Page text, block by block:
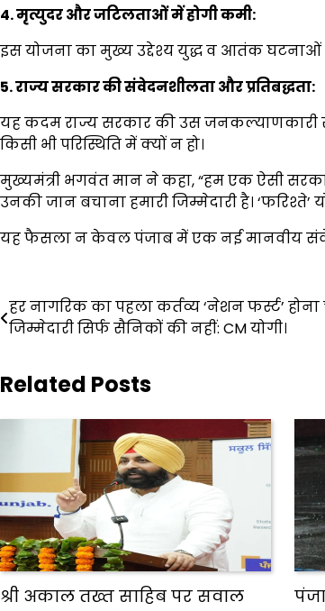
4. मृत्युदर और जटिलताओं में होगी कमी:
इस योजना का मुख्य उद्देश्य युद्ध व आतंक
5. राज्य सरकार की संवेदनशीलता और प्रतिबद्धता:
यह कदम राज्य सरकार की उस जनकल्याणकारी
किसी भी परिस्थिति में क्यों न हो।
मुख्यमंत्री भगवंत मान ने कहा, “हम एक ऐसी
उनकी जान बचाना हमारी जिम्मेदारी है।
यह फैसला न केवल पंजाब में एक नई मानवीय
Post
navigation
हर नागरिक का पहला कर्तव्य ‘नेशन फर्स्ट’ होना
जिम्मेदारी सिर्फ सैनिकों की नहीं: CM योगी।
Related Posts
श्री अकाल तख्त साहिब पर सवाल